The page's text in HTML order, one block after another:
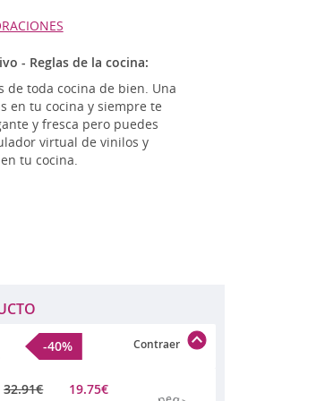
- Reglas de la cocina:
de toda cocina de bien. Una
en tu cocina y siempre te
y fresca pero puedes
virtual de vinilos y
tu cocina.
-40% Contraer
32.91€
19.75€